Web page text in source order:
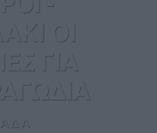
ΟΙ
ΓΙΑ